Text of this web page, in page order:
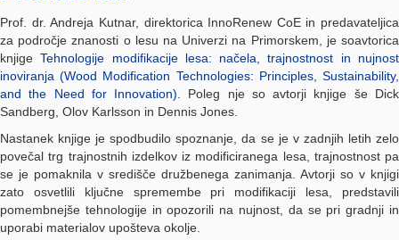
Prof. dr. Andreja Kutnar, direktorica InnoRenew CoE in predavateljica
za področje znanosti o lesu na Univerzi na Primorskem, je soavtorica
knjigeTehnologije modifikacije lesa: načela, trajnostnost in nujnost
inoviranja (Wood Modification Technologies: Principles, Sustainability,
and the Need for Innovation).
Poleg nje so avtorji knjige še Dick
Sandberg, Olov Karlsson in Dennis Jones.
Nastanek knjige je spodbudilo spoznanje, da se je v zadnjih letih zelo
povečal trg trajnostnih izdelkov iz modificiranega lesa, trajnostnost pa
se je pomaknila v središče družbenega zanimanja. Avtorji so v knjigi
zato osvetlili ključne spremembe pri modifikaciji lesa, predstavili
pomembnejše tehnologije in opozorili na nujnost, da se pri gradnji in
uporabi materialov upošteva okolje.